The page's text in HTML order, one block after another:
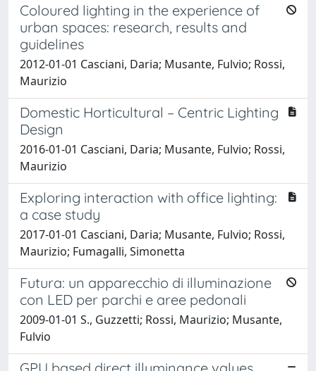
Coloured lighting in the experience of
urban spaces: research, results and
guidelines
2012-01-01 Casciani, Daria; Musante, Fulvio; Rossi,
Maurizio
Domestic Horticultural – Centric Lighting
Design
2016-01-01 Casciani, Daria; Musante, Fulvio; Rossi,
Maurizio
Exploring interaction with office lighting:
a case study
2017-01-01 Casciani, Daria; Musante, Fulvio; Rossi,
Maurizio; Fumagalli, Simonetta
Futura: un apparecchio di illuminazione
con LED per parchi e aree pedonali
2009-01-01 S., Guzzetti; Rossi, Maurizio; Musante,
Fulvio